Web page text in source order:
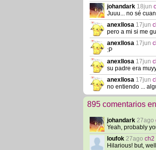
johandark 18jun
Juuu... no sé
anexllosa 17jun
pero a mi si me
anexllosa 17jun
:P
anexllosa 17jun
su padre era
anexllosa 17jun
no entiendo ...
895 comentarios
johandark 27ago
Yeah, probably
loufok 27ago ch2
Hilarious! but,